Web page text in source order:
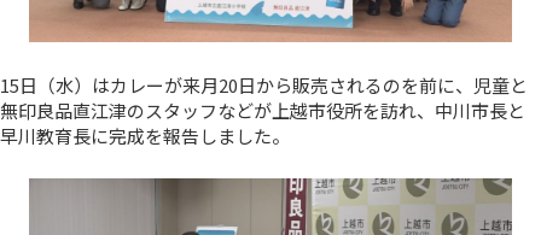
15日（水）はカレーが来月20日から販売されるのを前に、児童と
無印良品直江津のスタッフなどが上越市役所を訪れ、中川市長と
早川教育長に完成を報告しました。